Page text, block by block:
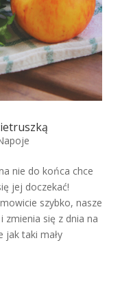
nie do końca chce
jej doczekać!
szybko, nasze
zmienia się z dnia na
jak taki mały